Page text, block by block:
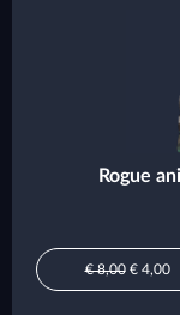
Rogue
€ 8,00€ 4,00